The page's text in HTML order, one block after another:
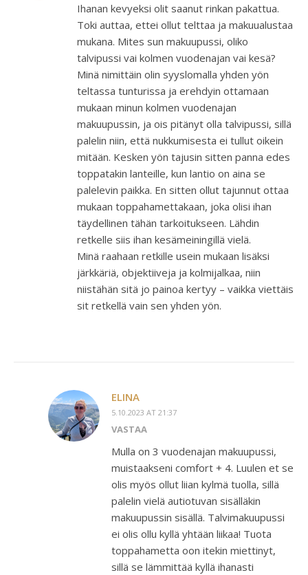
Ihanan kevyeksi olit saanut rinkan pakattua.
Toki auttaa, ettei ollut telttaa ja makuualustaa
mukana. Mites sun makuupussi, oliko
talvipussi vai kolmen vuodenajan vai kesä?
Minä nimittäin olin syyslomalla yhden yön
teltassa tunturissa ja erehdyin ottamaan
mukaan minun kolmen vuodenajan
makuupussin, ja ois pitänyt olla talvipussi, sillä
palelin niin, että nukkumisesta ei tullut oikein
mitään. Kesken yön tajusin sitten panna edes
toppatakin lanteille, kun lantio on aina se
palelevin paikka. En sitten ollut tajunnut ottaa
mukaan toppahamettakaan, joka olisi ihan
täydellinen tähän tarkoitukseen. Lähdin
retkelle siis ihan kesämeiningillä vielä.
Minä raahaan retkille usein mukaan lisäksi
järkkäriä, objektiiveja ja kolmijalkaa, niin
niistähän sitä jo painoa kertyy – vaikka viettäis
sit retkellä vain sen yhden yön.
ELINA
5.10.2023 AT 21:37
VASTAA
Mulla on 3 vuodenajan makuupussi,
muistaakseni comfort + 4. Luulen et se
olis myös ollut liian kylmä tuolla, sillä
palelin vielä autiotuvan sisälläkin
makuupussin sisällä. Talvimakuupussi
ei olis ollu kyllä yhtään liikaa! Tuota
toppahametta oon itekin miettinyt,
sillä se lämmittää kyllä ihanasti